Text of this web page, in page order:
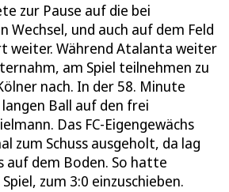
zur Pause auf die bei
Wechsel, und auch auf dem Feld
weiter. Während Atalanta weiter
am Spiel teilnehmen zu
nach. In der 58. Minute
Ball auf den frei
Das FC-Eigengewächs
zum Schuss ausgeholt, da lag
auf dem Boden. So hatte
zum 3:0 einzuschieben.